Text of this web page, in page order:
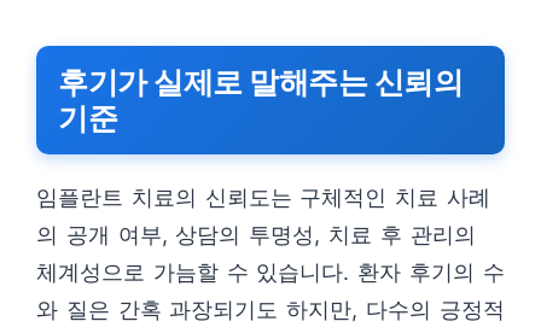
후기가 실제로 말해주는 신뢰의
기준
임플란트 치료의 신뢰도는 구체적인 치료 사례
의 공개 여부, 상담의 투명성, 치료 후 관리의
체계성으로 가늠할 수 있습니다. 환자 후기의 수
와 질은 간혹 과장되기도 하지만, 다수의 긍정적